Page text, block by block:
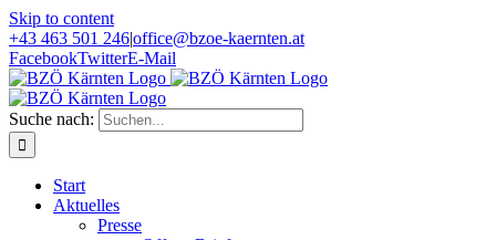
Skip to content
+43 463 501 246|office@bzoe-kaernten.at
FacebookTwitterE-Mail
Suche nach:
Start
Aktuelles
Presse